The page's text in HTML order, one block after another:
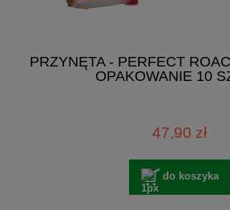
PRZYNĘTA - PERFECT
OPAKOWANIE 10
47,90 zł
do koszyka